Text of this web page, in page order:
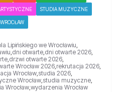
STUDIA MUZYCZNE
Lipińskiego we Wrocławiu,
,dni otwarte,dni otwarte 2026,
,drzwi otwarte 2026,
Wrocław 2026,rekrutacja 2026,
Wrocław,studia 2026,
Wrocław,studia muzyczne,
Wrocław,wydarzenia Wrocław